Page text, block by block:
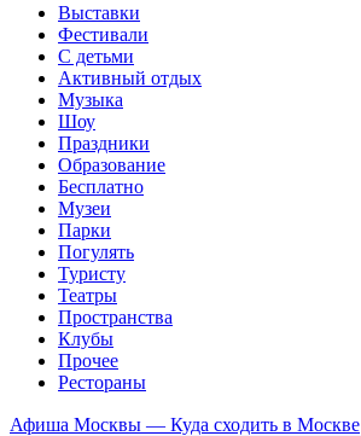
Выставки
Фестивали
С детьми
Активный отдых
Музыка
Шоу
Праздники
Образование
Бесплатно
Музеи
Парки
Погулять
Туристу
Театры
Пространства
Клубы
Прочее
Рестораны
Афиша Москвы — Куда сходить в Москве